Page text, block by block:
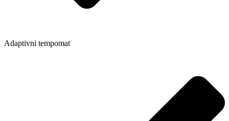
Adaptivni tempomat